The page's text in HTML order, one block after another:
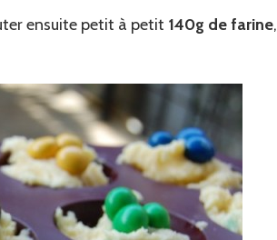
ensuite petit à petit 140g de farine,